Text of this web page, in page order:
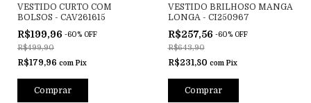
VESTIDO CURTO COM
BOLSOS - CAV261615
R$199,96 -60% OFF
R$499,90
R$179,96 com Pix
Comprar
VESTIDO BRILHOSO MANGA
LONGA - CI250967
R$257,56 -60% OFF
R$643,90
R$231,80 com Pix
Comprar